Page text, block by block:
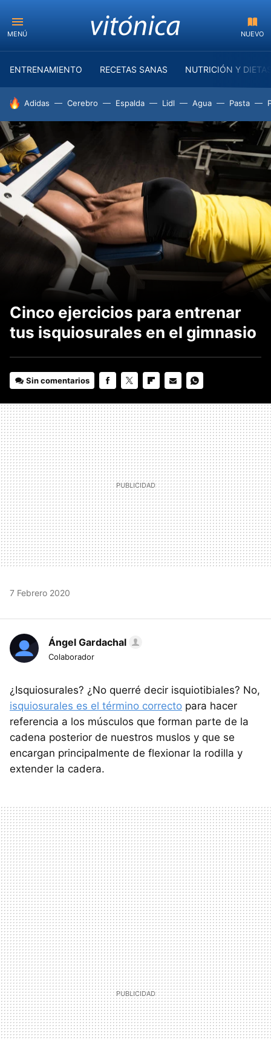
MENÚ NUEVO
ENTRENAMIENTO RECETAS SANAS NUTRICIÓN Y
HOY SE HABLA DE
Adidas Cerebro Espalda Lidl Agua Pasta
Cinco ejercicios para entrenar
tus isquiosurales en el gimnasio
Sin comentarios
MAIL
7 Febrero 2020
Ángel Gardachal
Colaborador
¿Isquiosurales? ¿No querré decir isquiotibiales? No,
isquiosurales es el término correcto para hacer
referencia a los músculos que forman parte de la
cadena posterior de nuestros muslos y que se
encargan principalmente de flexionar la rodilla y
extender la cadera.